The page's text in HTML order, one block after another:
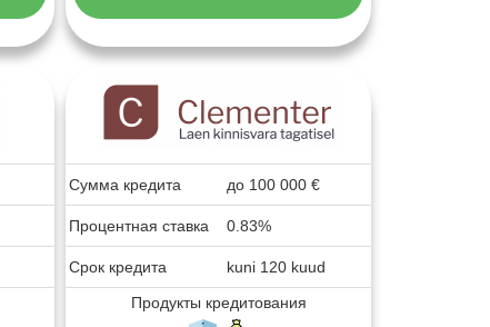
Сумма кредита до 100 000 €
Процентная ставка 0.83%
Срок кредита
kuni 120 kuud
Продукты кредитования